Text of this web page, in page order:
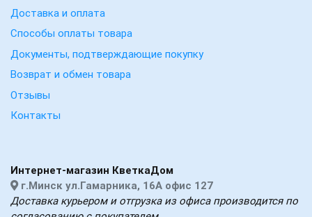
Доставка и оплата
Способы оплаты товара
Документы, подтверждающие покупку
Возврат и обмен товара
Отзывы
Контакты
Интернет-магазин КветкаДом
г.Минск ул.Гамарника, 16А офис 127
Доставка курьером и отгрузка из офиса производится по